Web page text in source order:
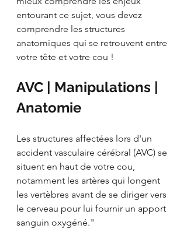
entourant ce sujet, vous devez
comprendre les structures
anatomiques qui se retrouvent entre
votre tête et votre cou !
AVC | Manipulations |
Anatomie
Les structures affectées lors d'un
accident vasculaire cérébral (AVC) se
situent en haut de votre cou,
notamment les artères qui longent
les vertèbres avant de se diriger vers
le cerveau pour lui fournir un apport
sanguin oxygéné."